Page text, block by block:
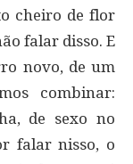
cheiro de flor
falar disso. E
novo, de um
combinar:
de sexo no
falar nisso, o